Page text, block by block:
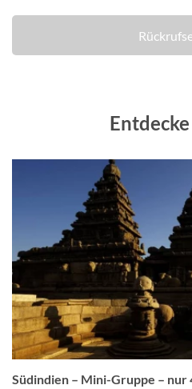
Südindien – Mini-Gruppe – nur